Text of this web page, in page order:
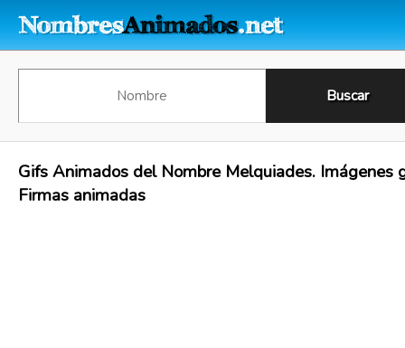
Gifs Animados del Nombre Melquiades. Imágenes
Firmas animadas